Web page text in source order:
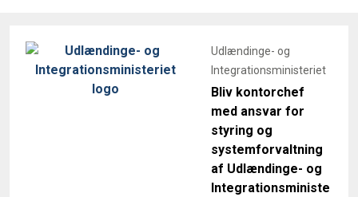
Udlændinge- og
Integrationsministeriet
Bliv kontorchef
med ansvar for
styring og
systemforvaltning
af Udlændinge- og
Integrationsministe